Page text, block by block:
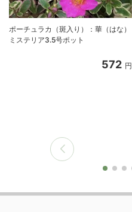
ポーチュラカ（斑入り）：華（はな）
ミステリア3.5号ポット
572 円